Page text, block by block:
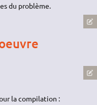
du problème.
la compilation :